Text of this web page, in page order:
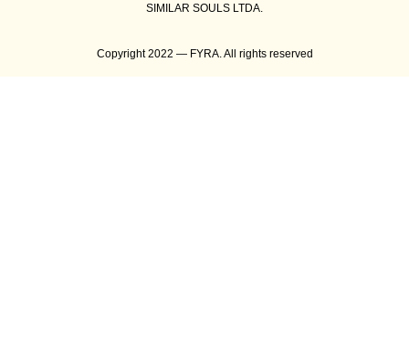
SIMILAR SOULS LTDA.
Copyright 2022 — FYRA. All rights reserved